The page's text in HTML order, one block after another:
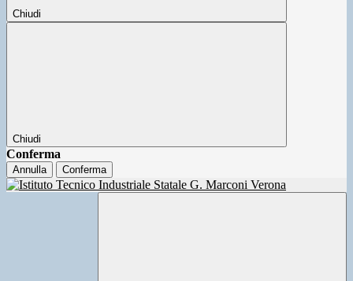
Chiudi
Chiudi
Conferma
Annulla Conferma